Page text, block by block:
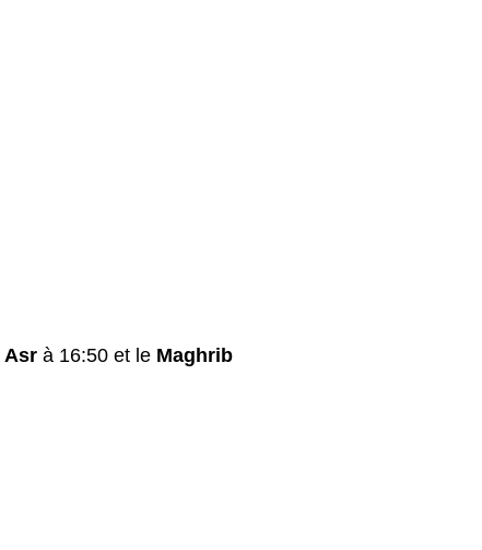
Asr à 16:50 et le Maghrib